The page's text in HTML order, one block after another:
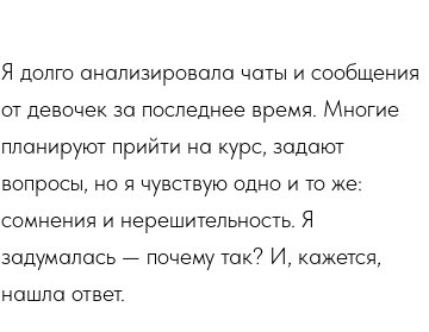
Я долго анализировала чаты и сообщения
от девочек за последнее время. Многие
планируют прийти на курс, задают
вопросы, но я чувствую одно и то же:
сомнения и нерешительность. Я
задумалась — почему так? И, кажется,
нашла ответ.